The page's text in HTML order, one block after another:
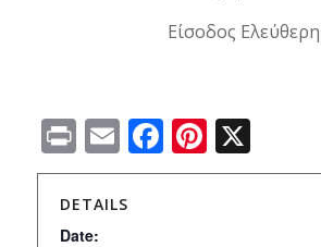
Είσοδος Ελεύθερη
PrintEmailFacebook
Pinterest
X
DETAILS
Date: